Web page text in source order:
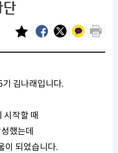
단
김나래입니다.
시작할 때
했는데
이 되었습니다.